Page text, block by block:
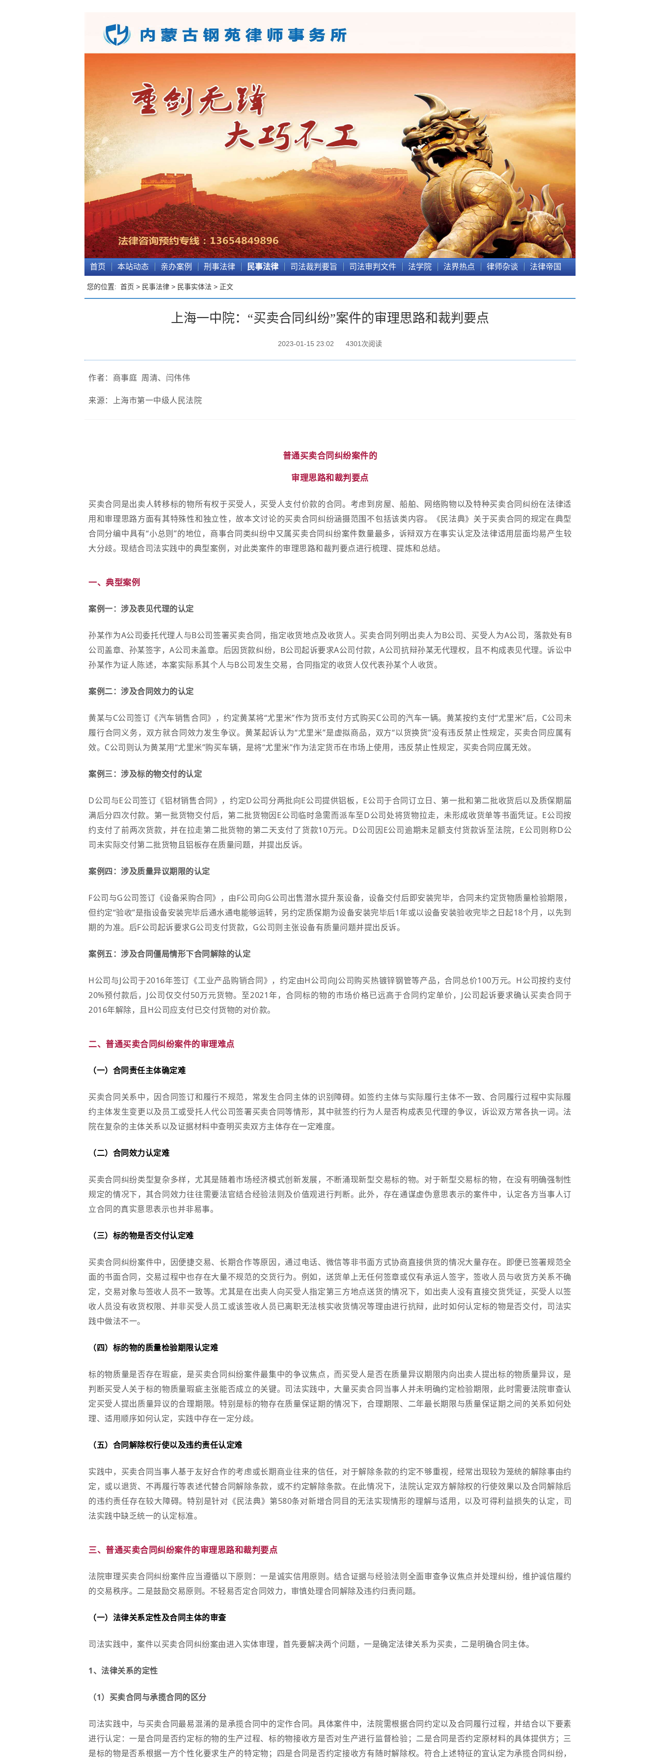
首页 本站动态 亲办案例 刑事法律 民事法律 司法裁判要旨 司法审判文件 法学院 法界热点 律师杂谈 法律帝国
您的位置: 首页 > 民事法律 > 民事实体法 > 正文
上海一中院：“买卖合同纠纷”案件的审理思路和裁判要点
2023-01-15 23:02 4301 次阅读
作者： 商事庭 周清、闫伟伟
来源：上海市第一中级人民法院
普通买卖合同纠纷案件的
审理思路和裁判要点
买卖合同是出卖人转移标的物所有权于买受人，买受人支付价款的合同。考虑到房屋、船舶、网络购物以及特种买卖合同纠纷在法律适
用和审理思路方面有其特殊性和独立性，故本文讨论的买卖合同纠纷涵摄范围不包括该类内容。《民法典》关于买卖合同的规定在典型
合同分编中具有“小总则”的地位，商事合同类纠纷中又属买卖合同纠纷案件数量最多，诉辩双方在事实认定及法律适用层面均易产生较
大分歧。现结合司法实践中的典型案例，对此类案件的审理思路和裁判要点进行梳理、提炼和总结。
一、典型案例
案例一：涉及表见代理的认定
孙某作为A公司委托代理人与B公司签署买卖合同，指定收货地点及收货人。买卖合同列明出卖人为B公司、买受人为A公司，落款处有B
公司盖章、孙某签字，A公司未盖章。后因货款纠纷，B公司起诉要求A公司付款，A公司抗辩孙某无代理权，且不构成表见代理。诉讼中
孙某作为证人陈述，本案实际系其个人与B公司发生交易，合同指定的收货人仅代表孙某个人收货。
案例二：涉及合同效力的认定
黄某与C公司签订《汽车销售合同》，约定黄某将“尤里米”作为货币支付方式购买C公司的汽车一辆。黄某按约支付“尤里米”后，C公司未
履行合同义务，双方就合同效力发生争议。黄某起诉认为“尤里米”是虚拟商品，双方“以货换货”没有违反禁止性规定，买卖合同应属有
效。C公司则认为黄某用“尤里米”购买车辆，是将“尤里米”作为法定货币在市场上使用，违反禁止性规定，买卖合同应属无效。
案例三：涉及标的物交付的认定
D公司与E公司签订《铝材销售合同》，约定D公司分两批向E公司提供铝板，E公司于合同订立日、第一批和第二批收货后以及质保期届
满后分四次付款。第一批货物交付后，第二批货物因E公司临时急需而派车至D公司处将货物拉走，未形成收货单等书面凭证。E公司按
约支付了前两次货款，并在拉走第二批货物的第二天支付了货款10万元。D公司因E公司逾期未足额支付货款诉至法院，E公司则称D公
司未实际交付第二批货物且铝板存在质量问题，并提出反诉。
案例四：涉及质量异议期限的认定
F公司与G公司签订《设备采购合同》，由F公司向G公司出售潜水提升泵设备，设备交付后即安装完毕，合同未约定货物质量检验期限，
但约定“验收”是指设备安装完毕后通水通电能够运转，另约定质保期为设备安装完毕后1年或以设备安装验收完毕之日起18个月，以先到
期的为准。后F公司起诉要求G公司支付货款，G公司则主张设备有质量问题并提出反诉。
案例五：涉及合同僵局情形下合同解除的认定
H公司与J公司于2016年签订《工业产品购销合同》，约定由H公司向J公司购买热镀锌钢管等产品，合同总价100万元。H公司按约支付
20%预付款后，J公司仅交付50万元货物。至2021年，合同标的物的市场价格已远高于合同约定单价，J公司起诉要求确认买卖合同于
2016年解除，且H公司应支付已交付货物的对价款。
二、普通买卖合同纠纷案件的审理难点
（一）合同责任主体确定难
买卖合同关系中，因合同签订和履行不规范，常发生合同主体的识别障碍。如签约主体与实际履行主体不一致、合同履行过程中实际履
约主体发生变更以及员工或受托人代公司签署买卖合同等情形，其中就签约行为人是否构成表见代理的争议，诉讼双方常各执一词。法
院在复杂的主体关系以及证据材料中查明买卖双方主体存在一定难度。
（二）合同效力认定难
买卖合同纠纷类型复杂多样，尤其是随着市场经济模式创新发展，不断涌现新型交易标的物。对于新型交易标的物，在没有明确强制性
规定的情况下，其合同效力往往需要法官结合经验法则及价值观进行判断。此外，存在通谋虚伪意思表示的案件中，认定各方当事人订
立合同的真实意思表示也并非易事。
（三）标的物是否交付认定难
买卖合同纠纷案件中，因便捷交易、长期合作等原因，通过电话、微信等非书面方式协商直接供货的情况大量存在。即便已签署规范全
面的书面合同，交易过程中也存在大量不规范的交货行为。例如，送货单上无任何签章或仅有承运人签字，签收人员与收货方关系不确
定，交易对象与签收人员不一致等。尤其是在出卖人向买受人指定第三方地点送货的情况下，如出卖人没有直接交货凭证，买受人以签
收人员没有收货权限、并非买受人员工或该签收人员已离职无法核实收货情况等理由进行抗辩，此时如何认定标的物是否交付，司法实
践中做法不一。
（四）标的物的质量检验期限认定难
标的物质量是否存在瑕疵，是买卖合同纠纷案件最集中的争议焦点，而买受人是否在质量异议期限内向出卖人提出标的物质量异议，是
判断买受人关于标的物质量瑕疵主张能否成立的关键。司法实践中，大量买卖合同当事人并未明确约定检验期限，此时需要法院审查认
定买受人提出质量异议的合理期限。特别是标的物存在质量保证期的情况下，合理期限、二年最长期限与质量保证期之间的关系如何处
理、适用顺序如何认定，实践中存在一定分歧。
（五）合同解除权行使以及违约责任认定难
实践中，买卖合同当事人基于友好合作的考虑或长期商业往来的信任，对于解除条款的约定不够重视，经常出现较为笼统的解除事由约
定，或以退货、不再履行等表述代替合同解除条款，或不约定解除条款。在此情况下，法院认定双方解除权的行使效果以及合同解除后
的违约责任存在较大障碍。特别是针对《民法典》第580条对新增合同目的无法实现情形的理解与适用，以及可得利益损失的认定，司
法实践中缺乏统一的认定标准。
三、普通买卖合同纠纷案件的审理思路和裁判要点
法院审理买卖合同纠纷案件应当遵循以下原则：一是诚实信用原则。结合证据与经验法则全面审查争议焦点并处理纠纷，维护诚信履约
的交易秩序。二是鼓励交易原则。不轻易否定合同效力，审慎处理合同解除及违约归责问题。
（一）法律关系定性及合同主体的审查
司法实践中，案件以买卖合同纠纷案由进入实体审理，首先要解决两个问题，一是确定法律关系为买卖，二是明确合同主体。
1、法律关系的定性
（1）买卖合同与承揽合同的区分
司法实践中，与买卖合同最易混淆的是承揽合同中的定作合同。具体案件中，法院需根据合同约定以及合同履行过程，并结合以下要素
进行认定：一是合同是否约定标的物的生产过程、标的物接收方是否对生产进行监督检验；二是合同是否约定原材料的具体提供方；三
是标的物是否系根据一方个性化要求生产的特定物；四是合同是否约定接收方有随时解除权。符合上述特征的宜认定为承揽合同纠纷，